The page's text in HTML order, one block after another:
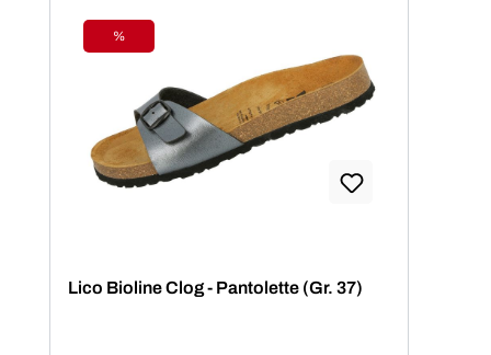
Rabatt
%
Lico Bioline Clog - Pantolette (Gr. 37)